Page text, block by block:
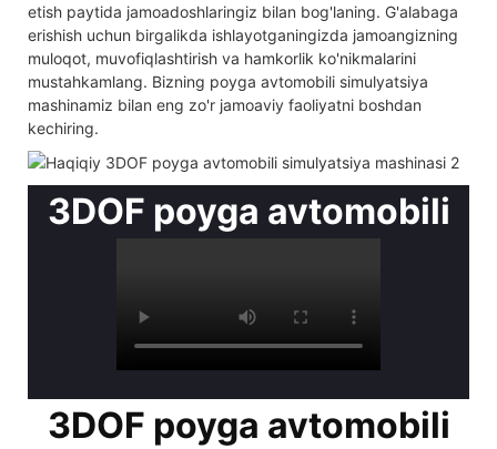
etish paytida jamoadoshlaringiz bilan bog'laning. G'alabaga
erishish uchun birgalikda ishlayotganingizda jamoangizning
muloqot, muvofiqlashtirish va hamkorlik ko'nikmalarini
mustahkamlang. Bizning poyga avtomobili simulyatsiya
mashinamiz bilan eng zo'r jamoaviy faoliyatni boshdan
kechiring.
3DOF poyga avtomobili
3DOF poyga avtomobili